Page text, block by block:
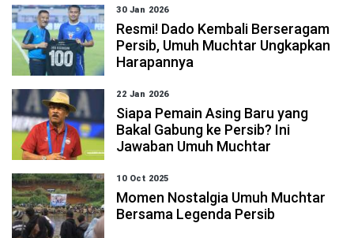
30 Jan 2026
Resmi! Dado Kembali Berseragam
Persib, Umuh Muchtar Ungkapkan
Harapannya
22 Jan 2026
Siapa Pemain Asing Baru yang
Bakal Gabung ke Persib? Ini
Jawaban Umuh Muchtar
10 Oct 2025
Momen Nostalgia Umuh Muchtar
Bersama Legenda Persib